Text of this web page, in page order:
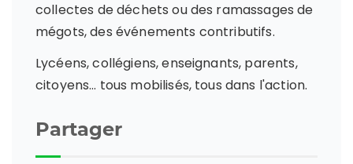
collectes de déchets ou des ramassages de
mégots, des événements contributifs.
Lycéens, collégiens, enseignants, parents,
citoyens… tous mobilisés, tous dans l'action.
Partager